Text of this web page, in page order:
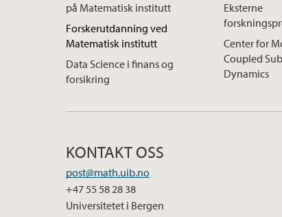
på Matematisk institutt
Forskerutdanning ved
Matematisk institutt
Data Science i finans og
forsikring
Eksterne
Center for
Coupled
Dynamics
KONTAKT OSS
post@math.uib.no
+47 55 58 28 38
Universitetet i Bergen